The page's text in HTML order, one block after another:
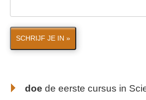
SCHRIJF JE IN »
doe de eerste cursus in